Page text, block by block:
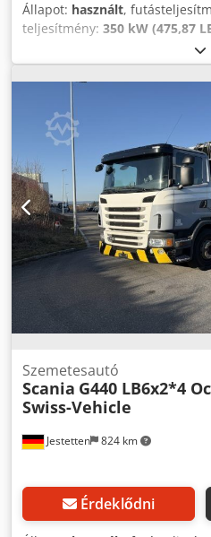
Állapot: használt,
teljesítmény: 350 kW (475,87
,
15 700 kg, maximális
315 / 80 R 22.5 / 10mm,
tengelytáv:
vezetőfülke:
kibocsátási osztály:
Euro 6 ,
száma:
3 , teljes hossz:9 750
mm, teljes magasság:34 000
80 R 22.5 / 10mm, üzemi
légkondicionálás,
Jestetten 824 km
Szemetesautó
Scania G440 LB6x2*4
Swiss-Vehicle
Érdeklődni